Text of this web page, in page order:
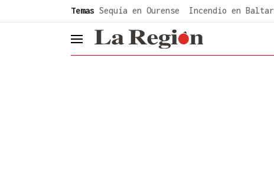
Temas Sequía en Ourense Incendio en Baltar
header.menu.open